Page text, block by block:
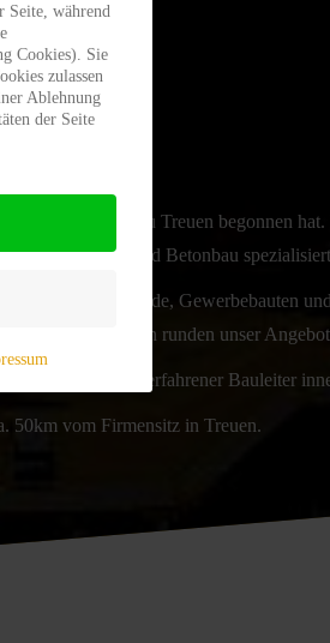
Fußbodenbau Treuen begonnen
Mauerwerks- und Betonbau
Bürogebäude, Gewerbebauten
Anlagen runden unser
und erfahrener Bauleiter
50km vom Firmensitz in Treuen.
Seite, während
Cookies). Sie
zulassen
Ablehnung
der Seite